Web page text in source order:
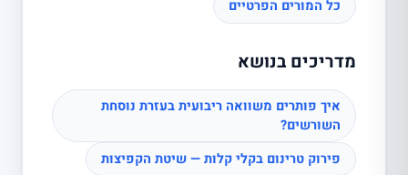
כל המורים הפרטיים
מדריכים בנושא
איך פותרים משוואה ריבועית בעזרת נוסחת
השורשים?
פירוק טרינום בקלי קלות — שיטת הקפיצות